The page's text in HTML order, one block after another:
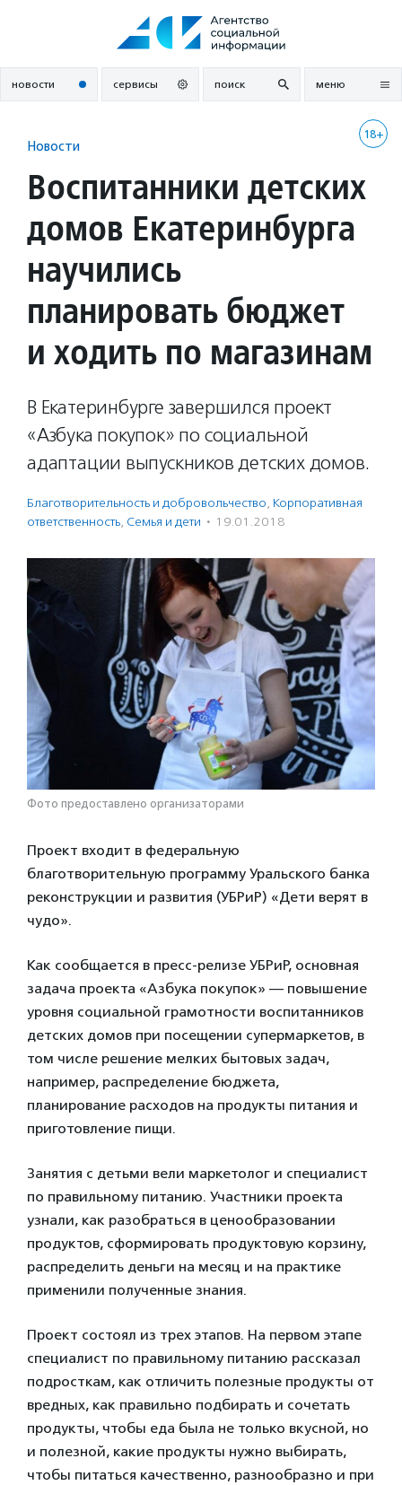
новости сервисы поиск меню
18+
Новости
Воспитанники детских
домов Екатеринбурга
научились
планировать бюджет
и ходить по магазинам
В Екатеринбурге завершился проект
«Азбука покупок» по социальной
адаптации выпускников детских домов.
Благотвори­тель­ность и доброволь­чест­во, Корпоративная
ответственность, Семья и дети · 19.01.2018
Фото предоставлено организаторами
Проект входит в федеральную
благотворительную программу Уральского банка
реконструкции и развития (УБРиР) «Дети верят в
чудо».
Как сообщается в пресс-релизе УБРиР, основная
задача проекта «Азбука покупок» — повышение
уровня социальной грамотности воспитанников
детских домов при посещении супермаркетов, в
том числе решение мелких бытовых задач,
например, распределение бюджета,
планирование расходов на продукты питания и
приготовление пищи.
Занятия с детьми вели маркетолог и специалист
по правильному питанию. Участники проекта
узнали, как разобраться в ценообразовании
продуктов, сформировать продуктовую корзину,
распределить деньги на месяц и на практике
применили полученные знания.
Проект состоял из трех этапов. На первом этапе
специалист по правильному питанию рассказал
подросткам, как отличить полезные продукты от
вредных, как правильно подбирать и сочетать
продукты, чтобы еда была не только вкусной, но
и полезной, какие продукты нужно выбирать,
чтобы питаться качественно, разнообразно и при